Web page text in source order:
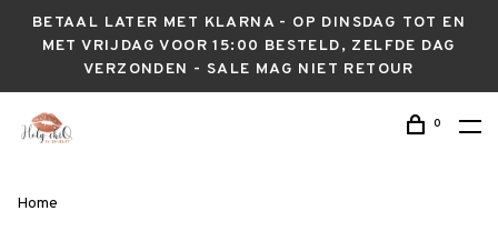
BETAAL LATER MET KLARNA - OP DINSDAG TOT EN
MET VRIJDAG VOOR 15:00 BESTELD, ZELFDE DAG
VERZONDEN - SALE MAG NIET RETOUR
0
Home